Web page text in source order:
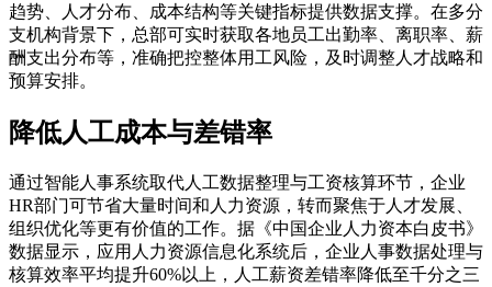
趋势、人才分布、成本结构等关键指标提供数据支撑。在多分
支机构背景下，总部可实时获取各地员工出勤率、离职率、薪
酬支出分布等，准确把控整体用工风险，及时调整人才战略和
预算安排。
降低人工成本与差错率
通过智能人事系统取代人工数据整理与工资核算环节，企业
HR部门可节省大量时间和人力资源，转而聚焦于人才发展、
组织优化等更有价值的工作。据《中国企业人力资本白皮书》
数据显示，应用人力资源信息化系统后，企业人事数据处理与
核算效率平均提升60%以上，人工薪资差错率降低至千分之三